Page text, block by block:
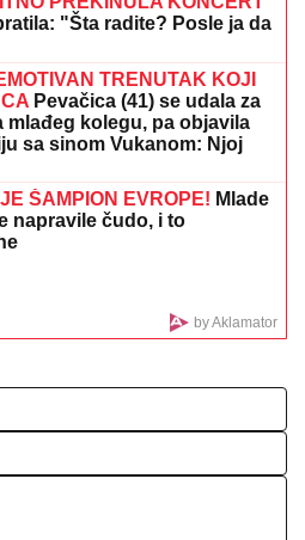
opekao se... Ali, zašto
od 10 miliona?
DESTINACIJUOvako
uživaju nakon